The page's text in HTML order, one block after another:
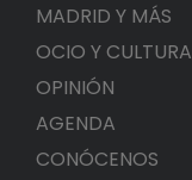
MADRID Y MÁS
OCIO Y CULTURA
OPINIÓN
AGENDA
CONÓCENOS